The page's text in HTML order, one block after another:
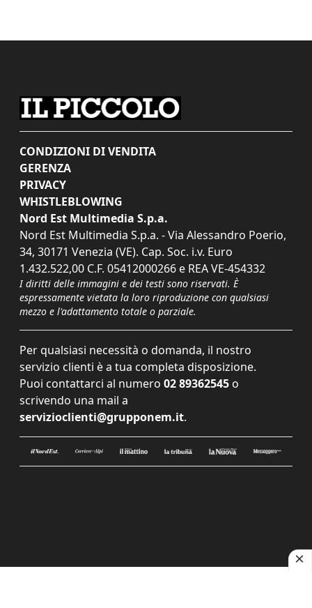
CONDIZIONI DI VENDITA
GERENZA
PRIVACY
WHISTLEBLOWING
Nord Est Multimedia S.p.a.
Nord Est Multimedia S.p.a. - Via Alessandro Poerio,
34, 30171 Venezia (VE). Cap. Soc. i.v. Euro
1.432.522,00 C.F. 05412000266 e REA VE-454332
I diritti delle immagini e dei testi sono riservati. È
espressamente vietata la loro riproduzione con qualsiasi
mezzo e l'adattamento totale o parziale.
Per qualsiasi necessità o domanda, il nostro
servizio clienti è a tua completa disposizione.
Puoi contattarci al numero 02 89362545 o
scrivendo una mail a
servizioclienti@grupponem.it.